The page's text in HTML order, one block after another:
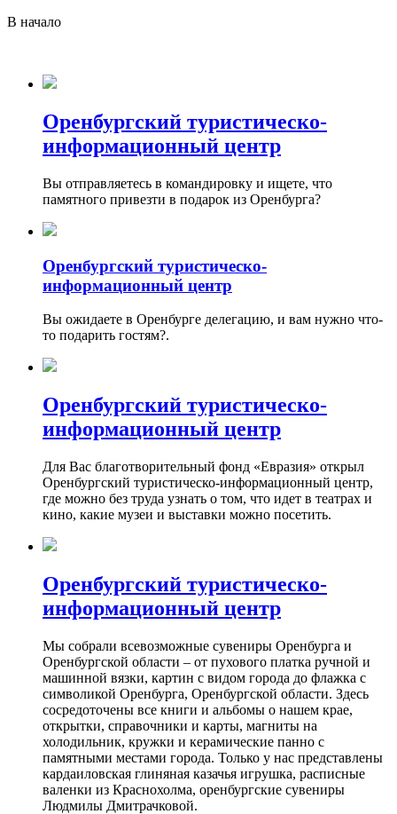
В начало
Оренбургский туристическо-
информационный центр
Вы отправляетесь в командировку и ищете, что
памятного привезти в подарок из Оренбурга?
Оренбургский туристическо-
информационный центр
Вы ожидаете в Оренбурге делегацию, и вам нужно что-
то подарить гостям?.
Оренбургский туристическо-
информационный центр
Для Вас благотворительный фонд «Евразия» открыл
Оренбургский туристическо-информационный центр,
где можно без труда узнать о том, что идет в театрах и
кино, какие музеи и выставки можно посетить.
Оренбургский туристическо-
информационный центр
Мы собрали всевозможные сувениры Оренбурга и
Оренбургской области – от пухового платка ручной и
машинной вязки, картин с видом города до флажка с
символикой Оренбурга, Оренбургской области. Здесь
сосредоточены все книги и альбомы о нашем крае,
открытки, справочники и карты, магниты на
холодильник, кружки и керамические панно с
памятными местами города. Только у нас представлены
кардаиловская глиняная казачья игрушка, расписные
валенки из Краснохолма, оренбургские сувениры
Людмилы Дмитрачковой.